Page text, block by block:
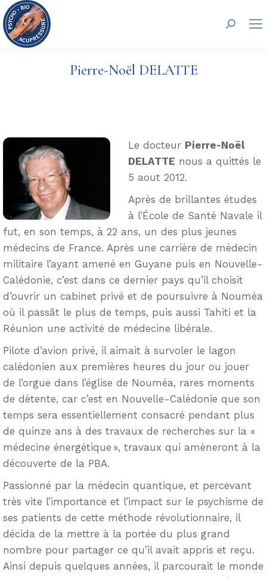
Pierre-Noël DELATTE
Le docteur Pierre-Noël
DELATTE nous a quittés le
5 aout 2012.
Après de brillantes études
à l’École de Santé Navale il
fut, en son temps, à 22 ans, un des plus jeunes
médecins de France. Après une carrière de médecin
militaire l’ayant amené en Guyane puis en Nouvelle-
Calédonie, c’est dans ce dernier pays qu’il choisit
d’ouvrir un cabinet privé et de poursuivre à Nouméa
où il passât le plus de temps, puis aussi Tahiti et la
Réunion une activité de médecine libérale.
Pilote d’avion privé, il aimait à survoler le lagon
calédonien aux premières heures du jour ou jouer
de l’orgue dans l’église de Nouméa, rares moments
de détente, car c’est en Nouvelle-Calédonie que son
temps sera essentiellement consacré pendant plus
de quinze ans à des travaux de recherches sur la «
médecine énergétique », travaux qui amèneront à la
découverte de la PBA.
Passionné par la médecin quantique, et percevant
très vite l’importance et l’impact sur le psychisme de
ses patients de cette méthode révolutionnaire, il
décida de la mettre à la portée du plus grand
nombre pour partager ce qu’il avait appris et reçu.
Ainsi depuis quelques années, il parcourait le monde